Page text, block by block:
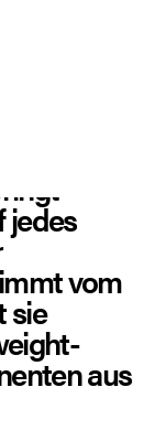
jedes
vom
sie
aus